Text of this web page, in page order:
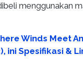
menggunakan
Winds Meet
ini Spesifikasi &